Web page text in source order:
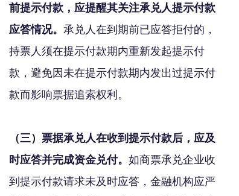
前提示付款，应提醒其关注承兑人提示付款
应答情况。 承兑人在到期前已应答拒付的，
持票人须在提示付款期内重新发起提示付
款，避免因未在提示付款期内发出过提示付
款而影响票据追索权利。
（三）票据承兑人在收到提示付款后，应及
时应答并完成资金兑付。 如商票承兑企业收
到提示付款请求未及时应答，金融机构应严